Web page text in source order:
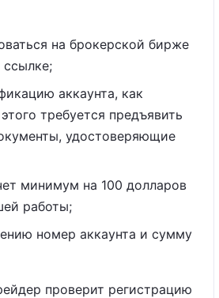
на брокерской бирже
ссылке;
аккаунта, как
требуется предъявить
удостоверяющие
минимум на 100 долларов
работы;
номер аккаунта и сумму
проверит регистрацию